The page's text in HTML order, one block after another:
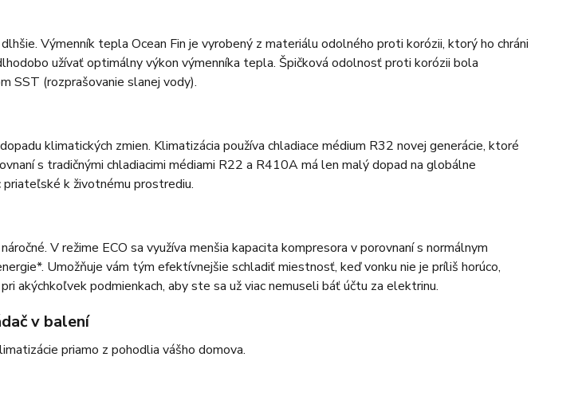
Výmenník tepla Ocean Fin je vyrobený z materiálu odolného proti korózii, ktorý ho chráni
užívať optimálny výkon výmenníka tepla. Špičková odolnosť proti korózii bola
SST (rozprašovanie slanej vody).
klimatických zmien. Klimatizácia používa chladiace médium R32 novej generácie, ktoré
s tradičnými chladiacimi médiami R22 a R410A má len malý dopad na globálne
k životnému prostrediu.
V režime ECO sa využíva menšia kapacita kompresora v porovnaní s normálnym
Umožňuje vám tým efektívnejšie schladiť miestnosť, keď vonku nie je príliš horúco,
akýchkoľvek podmienkach, aby ste sa už viac nemuseli báť účtu za elektrinu.
v balení
priamo z pohodlia vášho domova.